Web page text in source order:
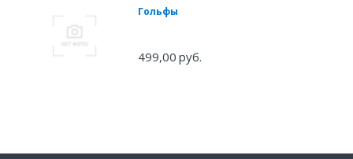
Гольфы
499,00 руб.